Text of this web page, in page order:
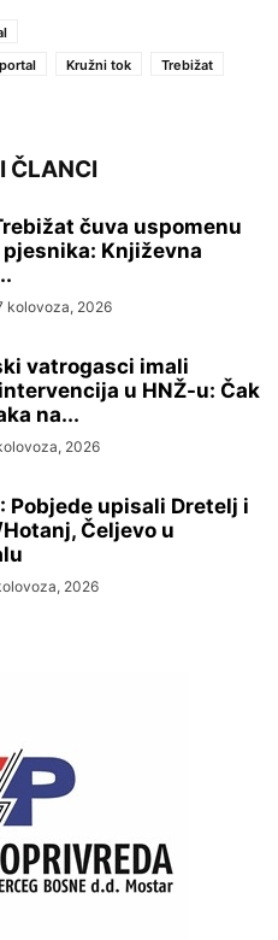
Kružni tok
Trebižat
ČLANCI
čuva uspomenu
pjesnika: Književna
kolovoza, 2026
vatrogasci imali
u HNŽ-u: Čak
na...
2026
Pobjede upisali Dretelj i
Čeljevo u
2026